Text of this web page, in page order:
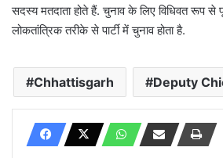
सदस्य मतदाता होते हैं. चुनाव के लिए विधिवत रूप से
लोकतांत्रिक तरीके से पार्टी में चुनाव होता है.
Chhattisgarh Deputy